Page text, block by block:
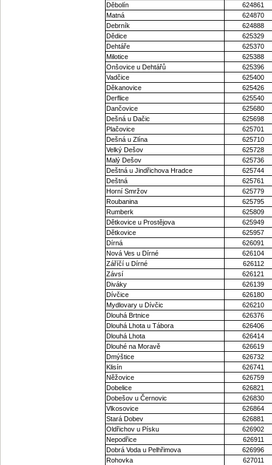
Děbolín
624861
Matná
624870
Debrník
624888
Dědice
625329
Dehtáře
625370
Milotice
625388
Onšovice u Dehtářů
625396
Vadčice
625400
Děkanovice
625426
Derflice
625540
Dančovice
625680
Dešná u Dačic
625698
Plačovice
625701
Dešná u Zlína
625710
Velký Dešov
625728
Malý Dešov
625736
Deštná u Jindřichova Hradce
625744
Deštná
625761
Horní Smržov
625779
Roubanina
625795
Rumberk
625809
Dětkovice u Prostějova
625949
Dětkovice
625957
Dírná
626091
Nová Ves u Dírné
626104
Záříčí u Dírné
626112
Závsí
626121
Diváky
626139
Dívčice
626180
Mydlovary u Dívčic
626210
Dlouhá Brtnice
626376
Dlouhá Lhota u Tábora
626406
Dlouhá Lhota
626414
Dlouhé na Moravě
626619
Dmýštice
626732
Klisín
626741
Něžovice
626759
Dobelice
626821
Dobešov u Černovic
626830
Vlkosovice
626864
Stará Dobev
626881
Oldřichov u Písku
626902
Nepodřice
626911
Dobrá Voda u Pelhřimova
626996
Rohovka
627011